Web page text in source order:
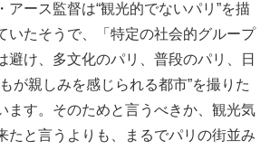
アース監督は“観光的でないパリ”を描
いたそうで、「特定の社会的グループ
避け、多文化のパリ、普段のパリ、日
が親しみを感じられる都市”を撮りた
ます。そのためと言うべきか、観光気
たと言うよりも、まるでパリの街並み